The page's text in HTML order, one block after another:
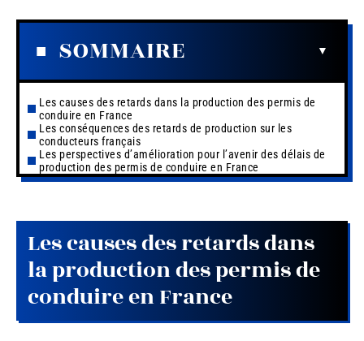
SOMMAIRE
Les causes des retards dans la production des permis de
conduire en France
Les conséquences des retards de production sur les
conducteurs français
Les perspectives d’amélioration pour l’avenir des délais de
production des permis de conduire en France
Les causes des retards dans
la production des permis de
conduire en France